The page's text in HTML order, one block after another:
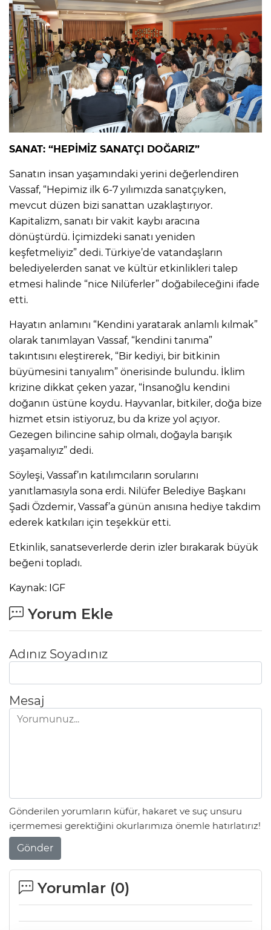
SANAT: “HEPİMİZ SANATÇI DOĞARIZ”
Sanatın insan yaşamındaki yerini değerlendiren
Vassaf, “Hepimiz ilk 6-7 yılımızda sanatçıyken,
mevcut düzen bizi sanattan uzaklaştırıyor.
Kapitalizm, sanatı bir vakit kaybı aracına
dönüştürdü. İçimizdeki sanatı yeniden
keşfetmeliyiz” dedi. Türkiye’de vatandaşların
belediyelerden sanat ve kültür etkinlikleri talep
etmesi halinde “nice Nilüferler” doğabileceğini ifade
etti.
Hayatın anlamını “Kendini yaratarak anlamlı kılmak”
olarak tanımlayan Vassaf, “kendini tanıma”
takıntısını eleştirerek, “Bir kediyi, bir bitkinin
büyümesini tanıyalım” önerisinde bulundu. İklim
krizine dikkat çeken yazar, “İnsanoğlu kendini
doğanın üstüne koydu. Hayvanlar, bitkiler, doğa bize
hizmet etsin istiyoruz, bu da krize yol açıyor.
Gezegen bilincine sahip olmalı, doğayla barışık
yaşamalıyız” dedi.
Söyleşi, Vassaf’ın katılımcıların sorularını
yanıtlamasıyla sona erdi. Nilüfer Belediye Başkanı
Şadi Özdemir, Vassaf’a günün anısına hediye takdim
ederek katkıları için teşekkür etti.
Etkinlik, sanatseverlerde derin izler bırakarak büyük
beğeni topladı.
Kaynak: IGF
Yorum Ekle
Adınız Soyadınız
Mesaj
Gönderilen yorumların küfür, hakaret ve suç unsuru
içermemesi gerektiğini okurlarımıza önemle hatırlatırız!
Gönder
Yorumlar (0)